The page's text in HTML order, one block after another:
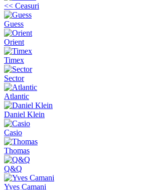
<< Ceasuri
Guess
Orient
Timex
Sector
Atlantic
Daniel Klein
Casio
Thomas
Q&Q
Yves Camani